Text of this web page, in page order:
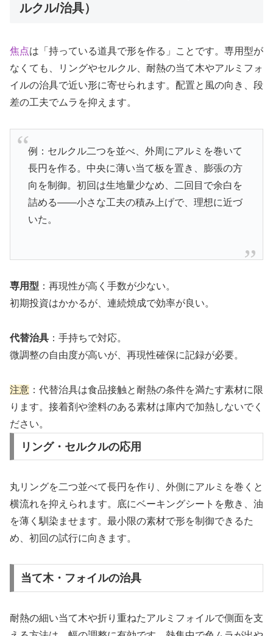
ルクル/治具）
焦点は「持っている道具で形を作る」ことです。専用型が
なくても、リングやセルクル、耐熱の当て木やアルミフォ
イルの治具で近い形に寄せられます。配置と風の向き、段
差の工夫でムラを抑えます。
例：セルクル二つを並べ、外周にアルミを巻いて
長円を作る。中央に薄い当て板を置き、膨張の方
向を制御。初回は生地量少なめ、二回目で余白を
詰める——小さな工夫の積み上げで、理想に近づ
いた。
専用型 ：再現性が高く手数が少ない。
初期投資はかかるが、連続焼成で効率が良い。
代替治具 ：手持ちで対応。
微調整の自由度が高いが、再現性確保に記録が必要。
注意 ：代替治具は食品接触と耐熱の条件を満たす素材に限
ります。接着剤や塗料のある素材は庫内で加熱しないでく
ださい。
リング・セルクルの応用
丸リングを二つ並べて長円を作り、外側にアルミを巻くと
横流れを抑えられます。底にベーキングシートを敷き、油
を薄く馴染ませます。最小限の素材で形を制御できるた
め、初回の試行に向きます。
当て木・フォイルの治具
耐熱の細い当て木や折り重ねたアルミフォイルで側面を支